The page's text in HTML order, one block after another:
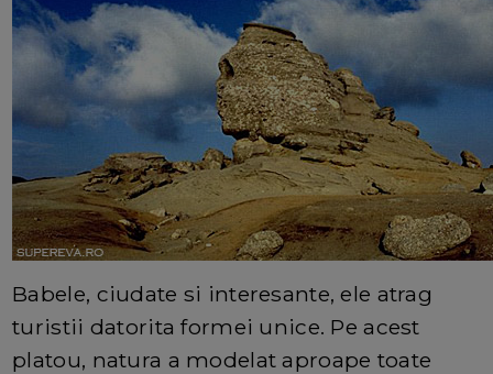
Babele, ciudate si interesante, ele atrag
turistii datorita formei unice. Pe acest
platou, natura a modelat aproape toate